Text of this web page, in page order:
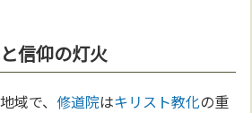
信仰の灯火
域で、修道院はキリスト教化の重